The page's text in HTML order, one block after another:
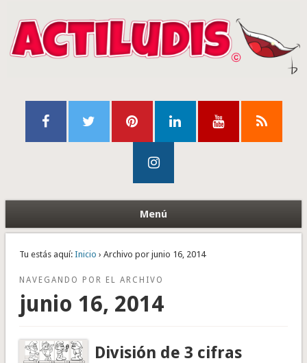
Menú
Tu estás aquí: Inicio › Archivo por junio 16, 2014
NAVEGANDO POR EL ARCHIVO
junio 16, 2014
División de 3 cifras